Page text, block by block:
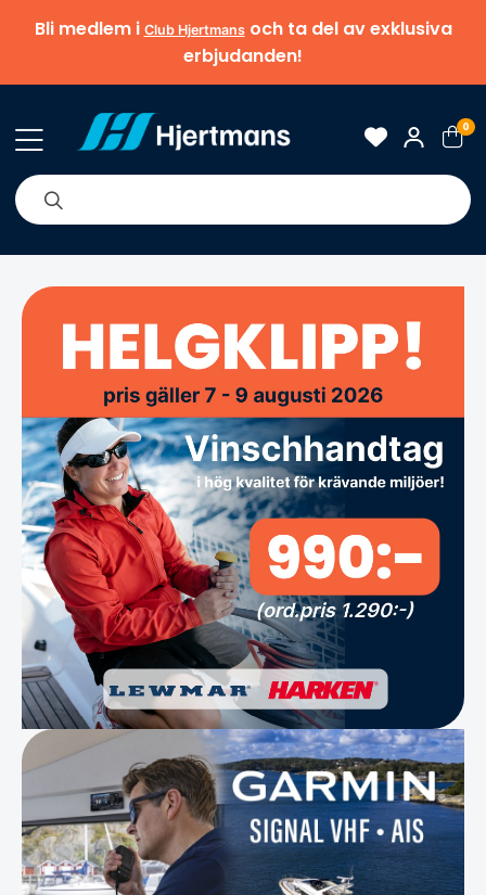
Bli medlem i Club Hjertmansoch ta del av exklusiva
erbjudanden!
0
Nyheter Om oss Varumärken Tips & guider